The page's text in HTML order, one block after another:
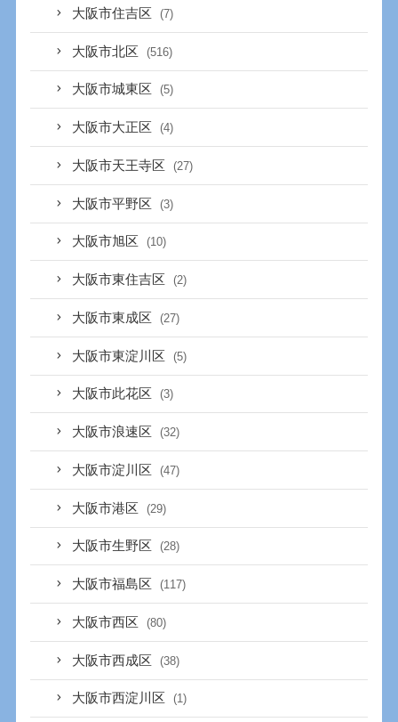
大阪市住吉区 (7)
大阪市北区 (516)
大阪市城東区 (5)
大阪市大正区 (4)
大阪市天王寺区 (27)
大阪市平野区 (3)
大阪市旭区 (10)
大阪市東住吉区 (2)
大阪市東成区 (27)
大阪市東淀川区 (5)
大阪市此花区 (3)
大阪市浪速区 (32)
大阪市淀川区 (47)
大阪市港区 (29)
大阪市生野区 (28)
大阪市福島区 (117)
大阪市西区 (80)
大阪市西成区 (38)
大阪市西淀川区 (1)